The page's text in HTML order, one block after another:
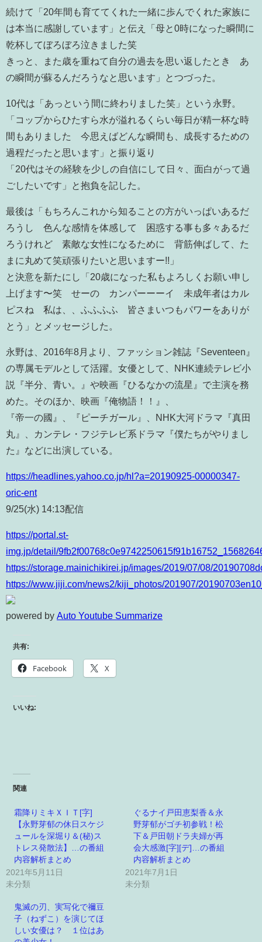
続けて「20年間も育ててくれた一緒に歩んでくれた家族に
は本当に感謝しています」と伝え「母と0時になった瞬間に
乾杯してぼろぼろ泣きました笑
きっと、また歳を重ねて自分の過去を思い返したとき あ
の瞬間が蘇るんだろうなと思います」とつづった。
10代は「あっという間に終わりました笑」という永野。
「コップからひたすら水が溢れるくらい毎日が精一杯な時
間もありました 今思えばどんな瞬間も、成長するための
過程だったと思います」と振り返り
「20代はその経験を少しの自信にして日々、面白がって過
ごしたいです」と抱負を記した。
最後は「もちろんこれから知ることの方がいっぱいあるだ
ろうし 色んな感情を体感して 困惑する事も多々あるだ
ろうけれど 素敵な女性になるために 背筋伸ばして、た
まに丸めて笑頑張りたいと思いますー!!」
と決意を新たにし「20歳になった私もよろしくお願い申し
上げます〜笑 せーの カンパーーーイ 未成年者はカル
ピスね 私は、、ふふふふ 皆さまいつもパワーをありが
とう」とメッセージした。
永野は、2016年8月より、ファッション雑誌『Seventeen』
の専属モデルとして活躍。女優として、NHK連続テレビ小
説『半分、青い。』や映画『ひるなかの流星』で主演を務
めた。そのほか、映画『俺物語！！』、
『帝一の國』、『ピーチガール』、NHK大河ドラマ『真田
丸』、カンテレ・フジテレビ系ドラマ『僕たちがやりまし
た』などに出演している。
https://headlines.yahoo.co.jp/hl?a=20190925-00000347-
oric-ent
9/25(水) 14:13配信
https://portal.st-
img.jp/detail/
https://storage.mainichikirei.jp/images/2019/07/08/
https://www.jiji.com/news2/kiji_photos/201907/
powered by Auto Youtube Summarize
共有:
Facebook X
いいね:
関連
霜降りミキＸＩＴ[字]
【永野芽郁の休日スケジ
ュールを深堀り＆(秘)ス
トレス発散法】…の番組
内容解析まとめ
2021年5月11日
未分類
ぐるナイ戸田恵梨香＆永
野芽郁がゴチ初参戦！松
下＆戸田朝ドラ夫婦が再
会大感激[字][デ]…の番組
内容解析まとめ
2021年7月1日
未分類
鬼滅の刃、実写化で禰豆
子（ねずこ）を演じてほ
しい女優は？ １位はあ